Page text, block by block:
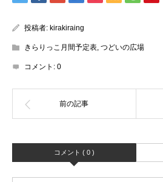
投稿者: kirakiraing
きらりっこ月間予定表, つどいの広場
コメント: 0
コメント ( 0 )